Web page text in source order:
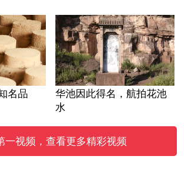
名品
华池因此得名，航拍花池
水
一视频，查看更多精彩视频